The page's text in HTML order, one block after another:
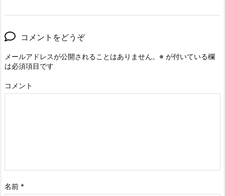
コメントをどうぞ
メールアドレスが公開されることはありません。 ※ が付いている欄
は必須項目です
コメント
名前 *